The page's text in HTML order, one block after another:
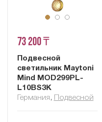
73 200 ₸
Подвесной
светильник Maytoni
Mind MOD299PL-
L10BS3K
Германия , Подвесной